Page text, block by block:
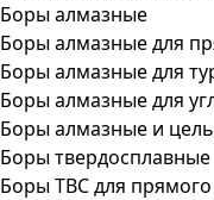
Боры алмазные
Боры алмазные для
Боры алмазные для
Боры алмазные для
Боры алмазные и
Боры твердосплавные
Боры ТВС для